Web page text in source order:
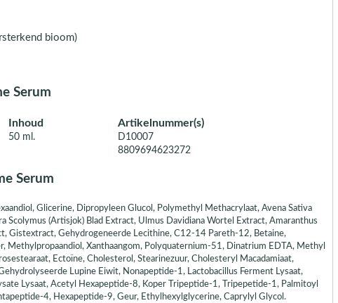
bioom)
Serum
Inhoud
50 ml.
Artikelnummer(s)
D10007
8809694623272
Serum
Glicerine, Dipropyleen Glucol, Polymethyl Methacrylaat, Avena Sativa
Scolymus (Artisjok) Blad Extract, Ulmus Davidiana Wortel Extract, Amaranthus
Gistextract, Gehydrogeneerde Lecithine, C12-14 Pareth-12, Betaine,
Xanthaangom, Polyquaternium-51, Dinatrium EDTA, Methyl
Ectoïne, Cholesterol, Stearinezuur, Cholesteryl Macadamiaat,
Lupine Eiwit, Nonapeptide-1, Lactobacillus Ferment Lysaat,
Lysaat, Acetyl Hexapeptide-8, Koper Tripeptide-1, Tripepetide-1, Palmitoyl
4, Hexapeptide-9, Geur, Ethylhexylglycerine, Caprylyl Glycol.